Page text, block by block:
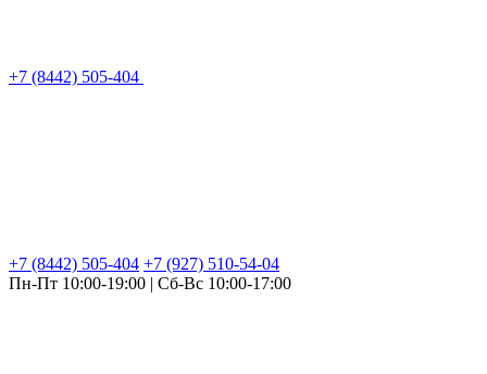
+7 (8442) 505-404
+7 (8442) 505-404 +7 (927) 510-54-04
Пн-Пт 10:00-19:00 | Сб-Вс 10:00-17:00